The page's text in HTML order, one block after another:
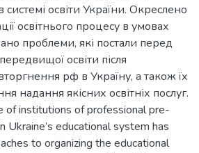
освіти України. Окреслено
освітнього процесу в умовах
проблеми, які постали перед
освіти після
рф в Україну, а також їх
надання якісних освітніх послуг.
of institutions of professional pre-
Ukraine’s educational system has
to organizing the educational